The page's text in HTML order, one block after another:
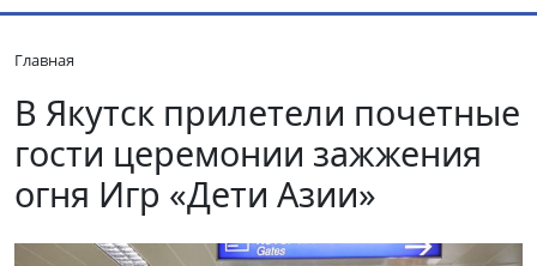
Главная
В Якутск прилетели почетные
гости церемонии зажжения
огня Игр «Дети Азии»